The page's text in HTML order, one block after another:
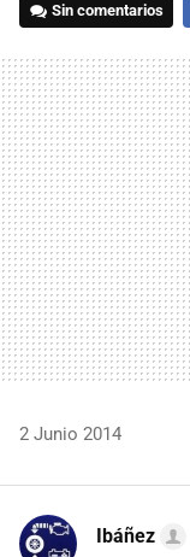
Sin comentarios
2 Junio 2014
Ibáñez